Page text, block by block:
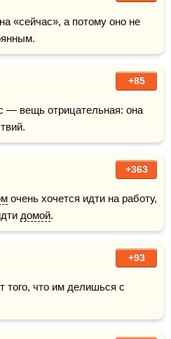
«сейчас», а потому оно не
+85
— вещь отрицательная: она
+363
очень хочется идти на работу,
домой.
+93
того, что им делишься с